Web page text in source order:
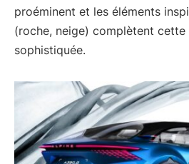
proéminent et les éléments
(roche, neige) complètent
sophistiquée.